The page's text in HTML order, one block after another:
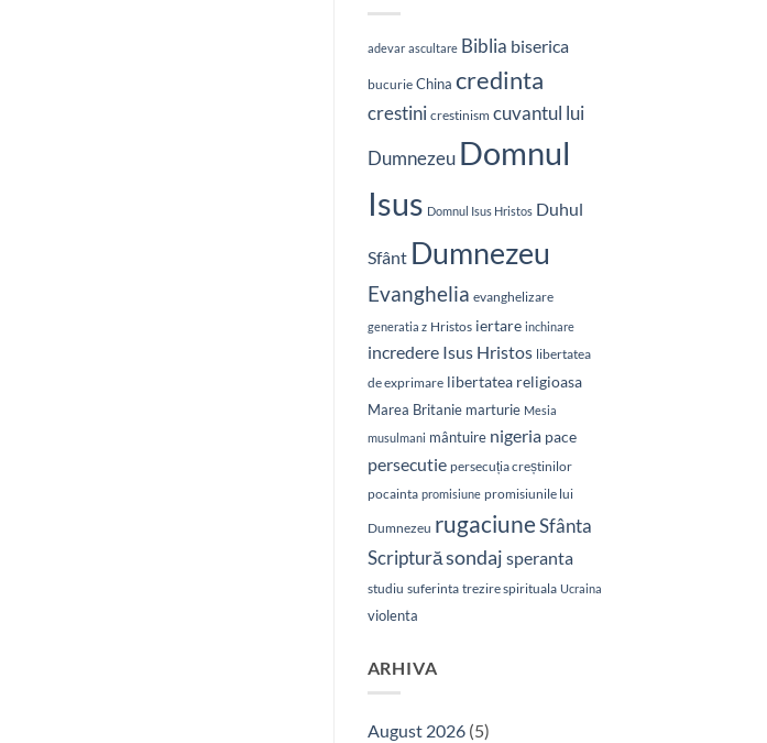
L
pe
avea
loc
în
orașului
adevar ascultare Biblia biserica
bucurie China credinta
crestini crestinism cuvantul lui
Dumnezeu Domnul
Isus Domnul Isus Hristos Duhul
Sfânt Dumnezeu
Evanghelia evanghelizare
generatia z Hristos iertare inchinare
incredere Isus Hristos libertatea
de exprimare libertatea religioasa
Marea Britanie marturie Mesia
musulmani mântuire nigeria pace
persecutie persecuția creștinilor
pocainta promisiune promisiunile lui
Dumnezeu rugaciuneSfânta
Scripturăsondaj speranta
studiu suferinta trezire spirituala Ucraina
violenta
ARHIVA
August 2026(5)